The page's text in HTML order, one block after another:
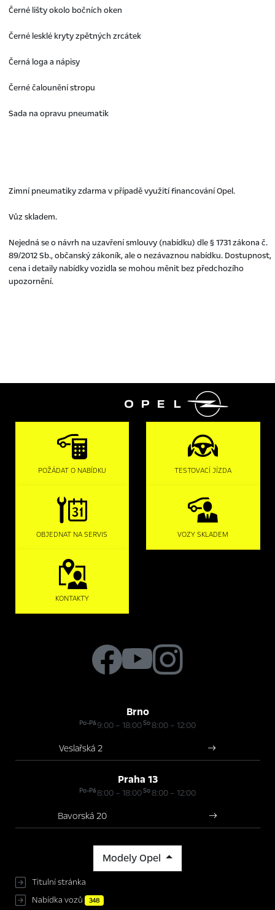
Černé lišty okolo bočních oken
Černé lesklé kryty zpětných zrcátek
Černá loga a nápisy
Černé čalounění stropu
Sada na opravu pneumatik
Zimní pneumatiky zdarma v případě využití financování Opel.
Vůz skladem.
Nejedná se o návrh na uzavření smlouvy (nabídku) dle § 1731 zákona č.
89/2012 Sb., občanský zákoník, ale o nezávaznou nabídku. Dostupnost,
cena i detaily nabídky vozidla se mohou měnit bez předchozího
upozornění.

POŽÁDAT O NABÍDKU TESTOVACÍ JÍZDA
OBJEDNAT NA SERVIS VOZY SKLADEM
KONTAKTY
Brno
Po-Pá9:00 – 18:00So8:00 – 12:00
Veslařská 2
Praha 13
Po-Pá8:00 – 18:00So8:00 – 12:00
Bavorská 20
Modely Opel
Titulní stránka
Nabídka vozů
348